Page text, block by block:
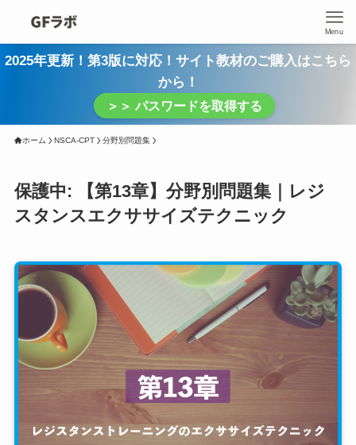
Menu
2025年更新！第3版に対応！サイト教材のご購入はこちら
から！
＞＞ パスワードを取得する
ホーム NSCA-CPT 分野別問題集
保護中: 【第13章】分野別問題集｜レジ
スタンスエクササイズテクニック